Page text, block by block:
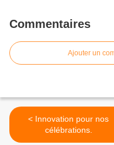
Commentaires
Ajouter un
< Innovation pour nos
célébrations.